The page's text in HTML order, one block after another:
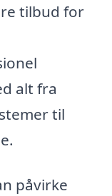
tilbud for
alt fra
til
påvirke